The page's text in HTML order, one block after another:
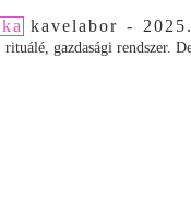
kavelabor -
gazdasági rendszer.